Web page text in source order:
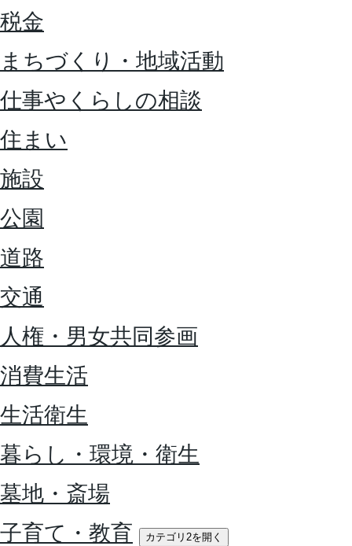
税金
まちづくり・地域活動
仕事やくらしの相談
住まい
施設
公園
道路
交通
人権・男女共同参画
消費生活
生活衛生
暮らし・環境・衛生
墓地・斎場
子育て・教育
カテゴリ2を開く